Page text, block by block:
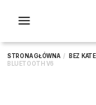
STRONA GŁÓWNA/ BEZ
BLUETOOTH V6